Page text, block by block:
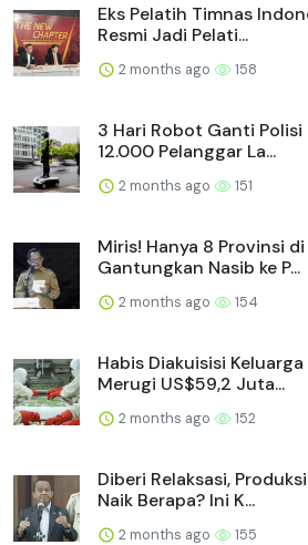
Eks Pelatih Timnas
Resmi Jadi Pelati...
2 months ago 158
3 Hari Robot Ganti
12.000 Pelanggar La...
2 months ago 151
Miris! Hanya 8 Provinsi di
Gantungkan Nasib ke P...
2 months ago 154
Habis Diakuisisi
Merugi US$59,2 Juta...
2 months ago 152
Diberi Relaksasi,
Naik Berapa? Ini K...
2 months ago 155